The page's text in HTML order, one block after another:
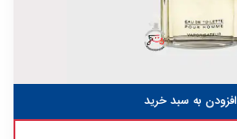
افزودن به سبد خرید